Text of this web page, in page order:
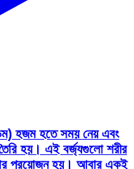
হজম হতে সময় নেয় এবং
হয়। এই বর্জ্যগুলো শরীর
প্রয়োজন হয়। আবার একই